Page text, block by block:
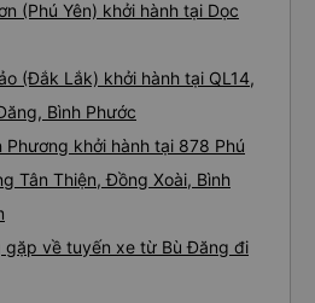
(Phú Yên) khởi hành tại Dọc
(Đắk Lắk) khởi hành tại QL14,
Bình Phước
Phương khởi hành tại 878 Phú
Tân Thiện, Đồng Xoài, Bình
gặp về tuyến xe từ Bù Đăng đi